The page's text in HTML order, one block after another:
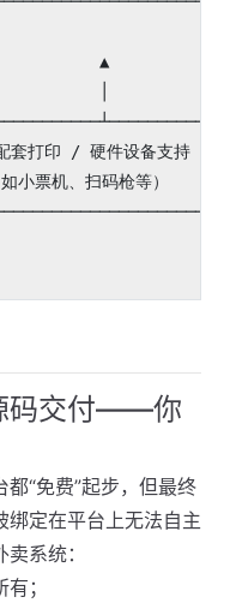
▲
打印 / 硬件设备支持   │
票机、扫码枪等）     │
码交付——你
“免费”起步，但最终
绑定在平台上无法自主
系统：
；